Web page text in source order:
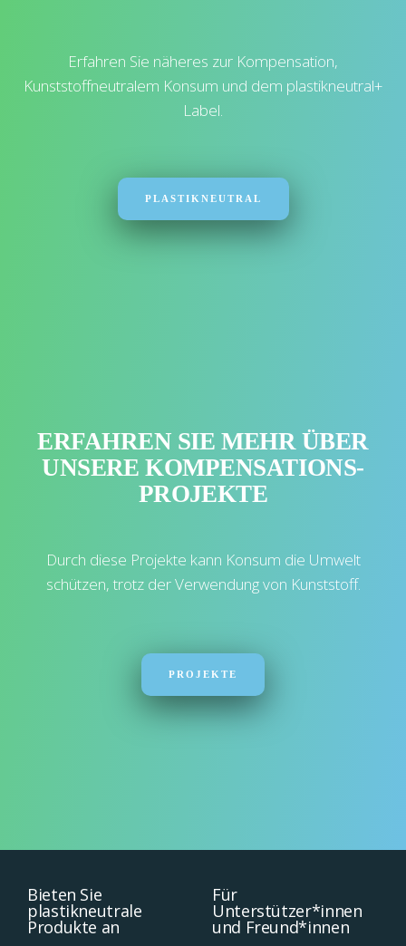
Erfahren Sie näheres zur Kompensation,
Kunststoffneutralem Konsum und dem plastikneutral+
Label.
PLASTIKNEUTRAL
ERFAHREN SIE MEHR ÜBER
UNSERE KOMPENSATIONS-
PROJEKTE
Durch diese Projekte kann Konsum die Umwelt
schützen, trotz der Verwendung von Kunststoff.
PROJEKTE
Bieten Sie
plastikneutrale
Produkte an
Für
Unterstützer*innen
und Freund*innen